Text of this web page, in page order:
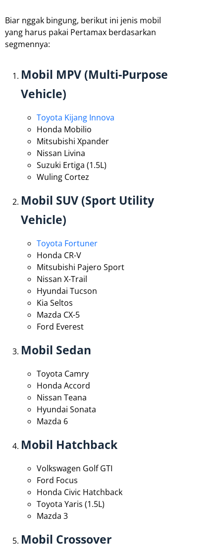
Biar nggak bingung, berikut ini jenis mobil
yang harus pakai Pertamax berdasarkan
segmennya:
Mobil MPV (Multi-Purpose
Vehicle)
Toyota Kijang Innova
Honda Mobilio
Mitsubishi Xpander
Nissan Livina
Suzuki Ertiga (1.5L)
Wuling Cortez
Mobil SUV (Sport Utility
Vehicle)
Toyota Fortuner
Honda CR-V
Mitsubishi Pajero Sport
Nissan X-Trail
Hyundai Tucson
Kia Seltos
Mazda CX-5
Ford Everest
Mobil Sedan
Toyota Camry
Honda Accord
Nissan Teana
Hyundai Sonata
Mazda 6
Mobil Hatchback
Volkswagen Golf GTI
Ford Focus
Honda Civic Hatchback
Toyota Yaris (1.5L)
Mazda 3
Mobil Crossover